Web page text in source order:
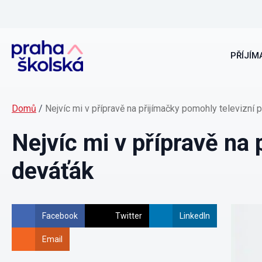
Domů / Nejvíc mi v přípravě na přijímačky pomohly televizní
Nejvíc mi v přípravě
deváťák
Facebook Twitter LinkedIn
Email